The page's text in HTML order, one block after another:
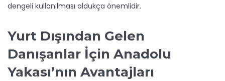
dengeli kullanılması oldukça önemlidir.
Yurt Dışından Gelen
Danışanlar İçin Anadolu
Yakası’nın Avantajları